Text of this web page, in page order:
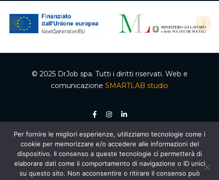
© 2025 DrJob spa. Tutti i diritti riservati. Web e
comunicazione SMARTLAB studio
P.IVA 04502150610 – Codice REA 332192 – Capitale sociale €50.000,00 i.v.
Ente accreditato dalla Regione Campania per le attività di formazione e
orientamento, decreto n. 2 del 05.012020, cod. organismo 03200/12/20. Agenzia per il
lavoro autorizzata dal Ministero del Lavoro e delle Politiche Sociali – Sezione 4
(Ricerca e selezione del personale) – AUT. MIN. PROT. R.0000159.30.11.2020 – Piano
Nazionale di Ripresa e Resilienza (PNRR)
, Missione 5 “Inclusione e coesione”,
Componente 1 “Politiche per il Lavoro”, Riforma 1.1 “Politiche Attive del Lavoro e
Per fornire le migliori esperienze, utilizziamo tecnologie come i
cookie per memorizzare e/o accedere alle informazioni del
dispositivo. Il consenso a queste tecnologie ci permetterà di
elaborare dati come il comportamento di navigazione o ID unici
su questo sito. Non acconsentire o ritirare il consenso può